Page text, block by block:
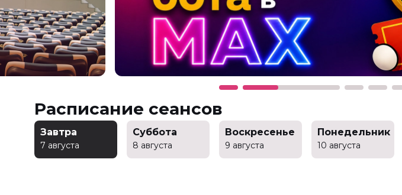
Расписание сеансов
Завтра
7 августа
Суббота
8 августа
Воскресенье
9 августа
Понедельник
10 августа